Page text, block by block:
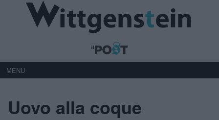
MENU
Uovo alla coque